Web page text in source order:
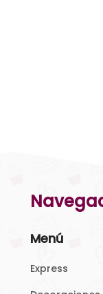
Menú
Express